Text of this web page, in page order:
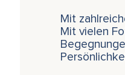
Mit
Mit vielen